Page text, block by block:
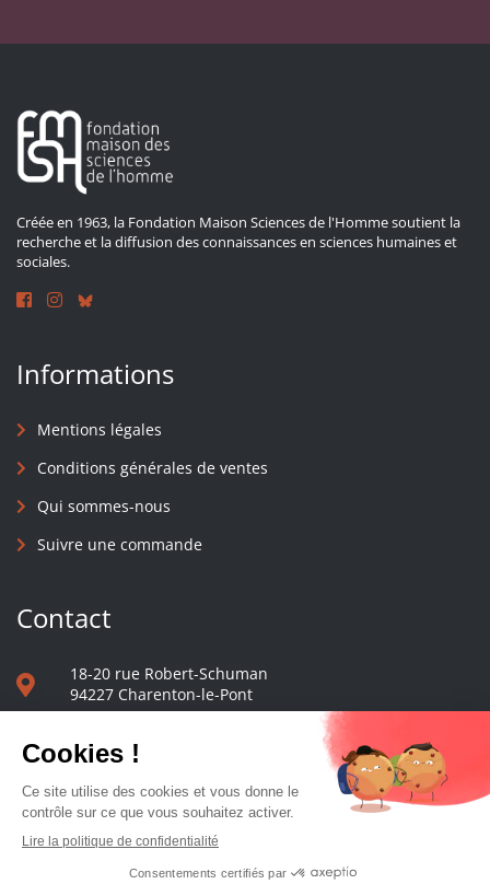
Créée en 1963, la Fondation Maison Sciences de l'Homme soutient la
recherche et la diffusion des connaissances en sciences humaines et
sociales.
Informations
Mentions légales
Conditions générales de ventes
Qui sommes-nous
Suivre une commande
Contact
18-20 rue Robert-Schuman
94227 Charenton-le-Pont